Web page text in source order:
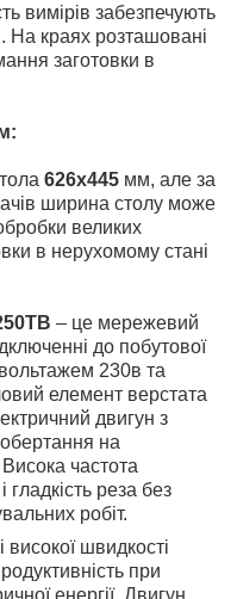
вимірів забезпечують
На краях розташовані
заготовки в
626х445 мм, але за
ширина столу може
великих
в нерухомому стані
– це мережевий
до побутової
230в та
елемент верстата
двигун з
на
Висока частота
гладкість реза без
робіт.
високої швидкості
при
енергії. Двигун